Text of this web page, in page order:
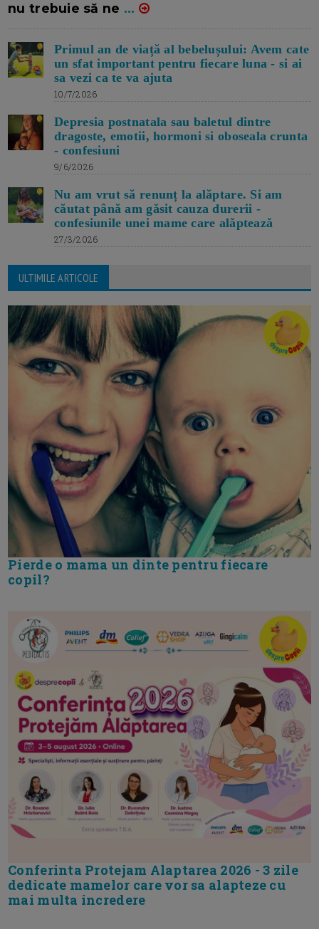
nu trebuie să ne ...
Primul an de viață al bebelușului: Avem cate
un sfat important pentru fiecare luna - si ai
sa vezi ca te va ajuta
10/7/2026
Depresia postnatala sau baletul dintre
dragoste, emotii, hormoni si oboseala crunta
- confesiuni
9/6/2026
Nu am vrut să renunț la alăptare. Si am
căutat până am găsit cauza durerii -
confesiunile unei mame care alăptează
27/3/2026
ULTIMILE ARTICOLE
Pierde o mama un dinte pentru fiecare
copil?
Conferinta Protejam Alaptarea 2026 - 3 zile
dedicate mamelor care vor sa alapteze cu
mai multa incredere